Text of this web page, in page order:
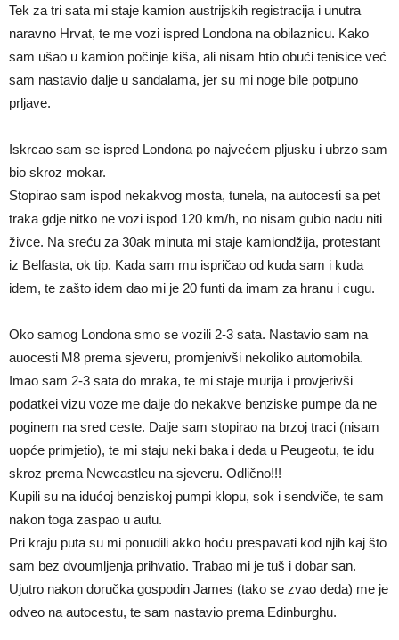
Tek za tri sata mi staje kamion austrijskih registracija i unutra
naravno Hrvat, te me vozi ispred Londona na obilaznicu. Kako
sam ušao u kamion počinje kiša, ali nisam htio obući tenisice već
sam nastavio dalje u sandalama, jer su mi noge bile potpuno
prljave.
Iskrcao sam se ispred Londona po najvećem pljusku i ubrzo sam
bio skroz mokar.
Stopirao sam ispod nekakvog mosta, tunela, na autocesti sa pet
traka gdje nitko ne vozi ispod 120 km/h, no nisam gubio nadu niti
živce. Na sreću za 30ak minuta mi staje kamiondžija, protestant
iz Belfasta, ok tip. Kada sam mu ispričao od kuda sam i kuda
idem, te zašto idem dao mi je 20 funti da imam za hranu i cugu.
Oko samog Londona smo se vozili 2-3 sata. Nastavio sam na
auocesti M8 prema sjeveru, promjenivši nekoliko automobila.
Imao sam 2-3 sata do mraka, te mi staje murija i provjerivši
podatkei vizu voze me dalje do nekakve benziske pumpe da ne
poginem na sred ceste. Dalje sam stopirao na brzoj traci (nisam
uopće primjetio), te mi staju neki baka i deda u Peugeotu, te idu
skroz prema Newcastleu na sjeveru. Odlično!!!
Kupili su na idućoj benziskoj pumpi klopu, sok i sendviče, te sam
nakon toga zaspao u autu.
Pri kraju puta su mi ponudili akko hoću prespavati kod njih kaj što
sam bez dvoumljenja prihvatio. Trabao mi je tuš i dobar san.
Ujutro nakon doručka gospodin James (tako se zvao deda) me je
odveo na autocestu, te sam nastavio prema Edinburghu.